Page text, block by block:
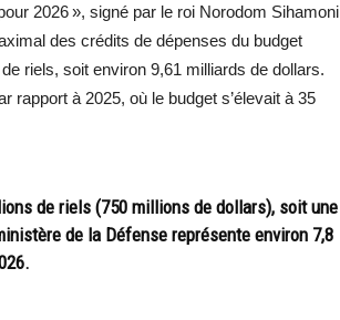
2026 », signé par le roi Norodom Sihamoni
des crédits de dépenses du budget
riels, soit environ 9,61 milliards de dollars.
rapport à 2025, où le budget s’élevait à 35
de riels (750 millions de dollars), soit une
de la Défense représente environ 7,8